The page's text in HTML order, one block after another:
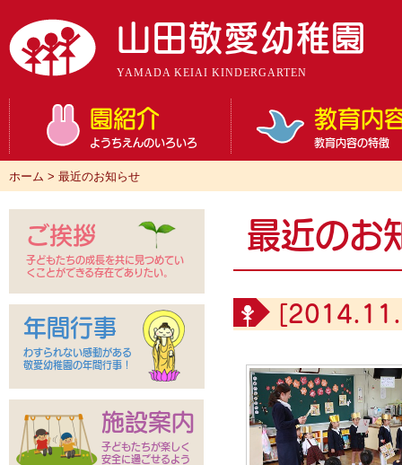
山田敬愛幼稚園
YAMADA KEIAI KINDERGARTEN
園紹介
ようちえんのいろいろ
教育内
教育内容の特徴
ホーム > 最近のお知らせ
最近のお
ご挨拶
子どもたちの成長を共に見つめてい
くことができる存在でありたい。
年間行事
わすられない感動がある
敬愛幼稚園の年間行事！
施設案内
子どもたちが楽しく
安全に過ごせるよう